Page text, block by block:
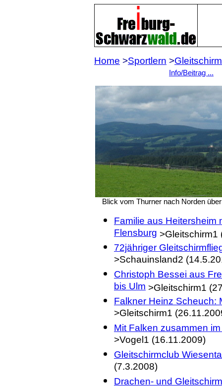
Home >Sportlern >Gleitschirm
Info/Beitrag ...
Blick vom Thurner nach Norden
Familie aus Heitersheim
Flensburg >Gleitschirm1
72jähriger
>Schauinsland2
Christoph Bessei aus
bis Ulm >Gleitschirm1
Falkner Heinz Scheuch:
>Gleitschirm1
Mit Falken zusammen
>Vogel1 (16.11.2009)
Gleitschirmclub
(7.3.2008)
Drachen- und